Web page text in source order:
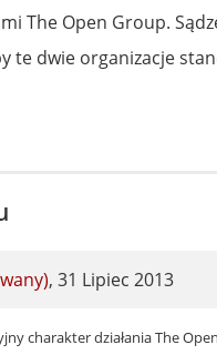
The Open Group.
te dwie organizacje
, 31 Lipiec 2013
charakter działania The